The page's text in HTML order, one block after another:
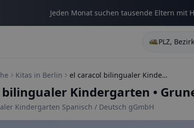
Jeden Monat suchen tausende Eltern mit
PLZ,
Kitas in Berlin el caracol bilingualer Kindergarten
bilingualer Kindergarten •
Kindergarten Spanisch / Deutsch gGmbH